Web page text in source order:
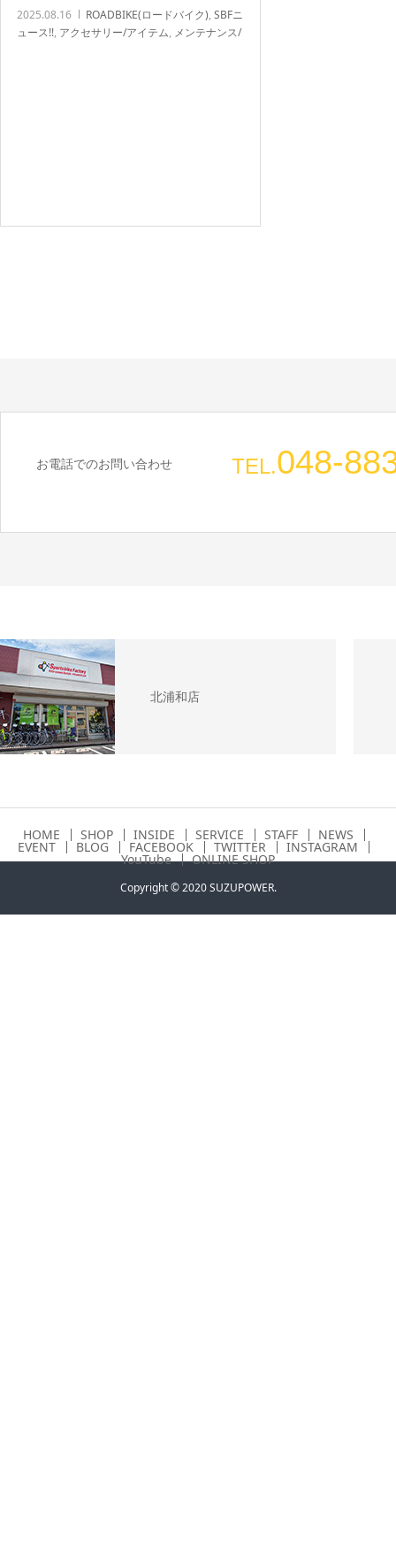
2025.08.16 ROADBIKE(ロードバイク), SBFニ
ュース!!, アクセサリー/アイテム, メンテナンス/
お電話でのお問い合わせ TEL.048-
北浦和店
HOME SHOP INSIDE SERVICE STAFF NEWS
EVENT BLOG FACEBOOK TWITTER INSTAGRAM
YouTube ONLINE SHOP
Copyright © 2020 SUZUPOWER.